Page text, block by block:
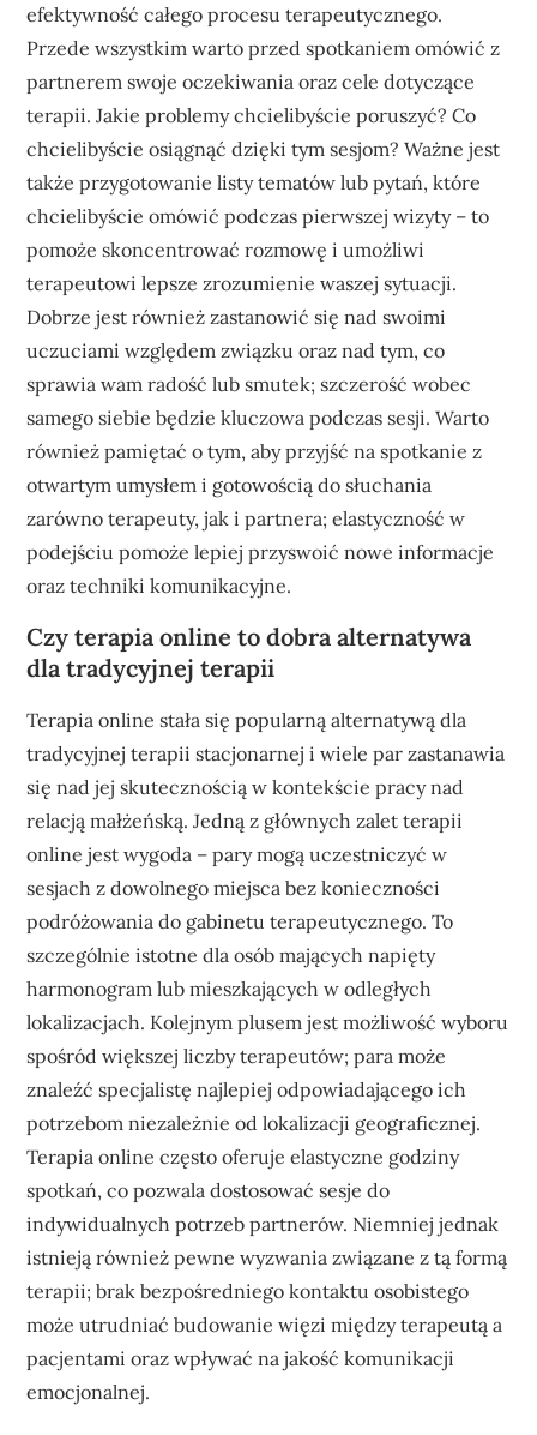
efektywność całego procesu terapeutycznego.
Przede wszystkim warto przed spotkaniem omówić z
partnerem swoje oczekiwania oraz cele dotyczące
terapii. Jakie problemy chcielibyście poruszyć? Co
chcielibyście osiągnąć dzięki tym sesjom? Ważne jest
także przygotowanie listy tematów lub pytań, które
chcielibyście omówić podczas pierwszej wizyty – to
pomoże skoncentrować rozmowę i umożliwi
terapeutowi lepsze zrozumienie waszej sytuacji.
Dobrze jest również zastanowić się nad swoimi
uczuciami względem związku oraz nad tym, co
sprawia wam radość lub smutek; szczerość wobec
samego siebie będzie kluczowa podczas sesji. Warto
również pamiętać o tym, aby przyjść na spotkanie z
otwartym umysłem i gotowością do słuchania
zarówno terapeuty, jak i partnera; elastyczność w
podejściu pomoże lepiej przyswoić nowe informacje
oraz techniki komunikacyjne.
Czy terapia online to dobra alternatywa
dla tradycyjnej terapii
Terapia online stała się popularną alternatywą dla
tradycyjnej terapii stacjonarnej i wiele par zastanawia
się nad jej skutecznością w kontekście pracy nad
relacją małżeńską. Jedną z głównych zalet terapii
online jest wygoda – pary mogą uczestniczyć w
sesjach z dowolnego miejsca bez konieczności
podróżowania do gabinetu terapeutycznego. To
szczególnie istotne dla osób mających napięty
harmonogram lub mieszkających w odległych
lokalizacjach. Kolejnym plusem jest możliwość wyboru
spośród większej liczby terapeutów; para może
znaleźć specjalistę najlepiej odpowiadającego ich
potrzebom niezależnie od lokalizacji geograficznej.
Terapia online często oferuje elastyczne godziny
spotkań, co pozwala dostosować sesje do
indywidualnych potrzeb partnerów. Niemniej jednak
istnieją również pewne wyzwania związane z tą formą
terapii; brak bezpośredniego kontaktu osobistego
może utrudniać budowanie więzi między terapeutą a
pacjentami oraz wpływać na jakość komunikacji
emocjonalnej.